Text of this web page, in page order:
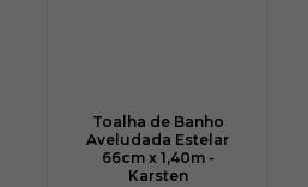
Toalha de Banho
Aveludada Estelar
66cm x 1,40m -
Karsten